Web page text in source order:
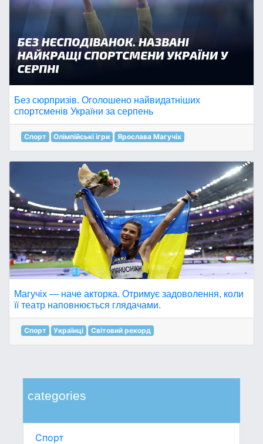
categories
Спорт
Без сюрпризів. Оголошено найвидатніших
спортсменів України за серпень
Спорт Олімпійські ігри Ярослава Магучіх
Магучіх — наче акторка. Отримує задоволення, коли
її театр наповнюється глядачами.
Спорт Українці Світовий рекорд